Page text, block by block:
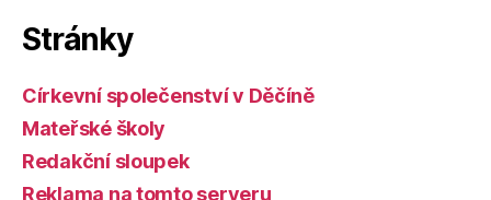
Stránky
Církevní společenství v Děčíně
Mateřské školy
Redakční sloupek
Reklama na tomto serveru